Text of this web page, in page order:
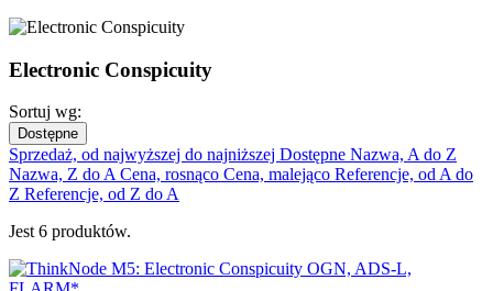
Electronic Conspicuity
Sortuj wg:
Dostępne
Sprzedaż, od najwyższej do najniższej Dostępne Nazwa, A do Z
Nazwa, Z do ACena, rosnąco Cena, malejąco Referencje, od A do
Z Referencje, od Z do A
Jest 6 produktów.